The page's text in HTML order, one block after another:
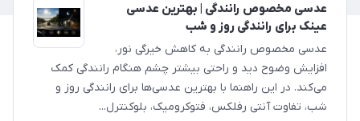
عدسی مخصوص رانندگی | بهترین عدسی
عینک برای رانندگی روز و شب
عدسی مخصوص رانندگی به کاهش خیرگی نور،
افزایش وضوح دید و راحتی بیشتر چشم هنگام رانندگی کمک
می‌کند. در این راهنما با بهترین عدسی‌ها برای رانندگی روز و
شب، تفاوت آنتی رفلکس، فتوکرومیک، بلوکنترل...